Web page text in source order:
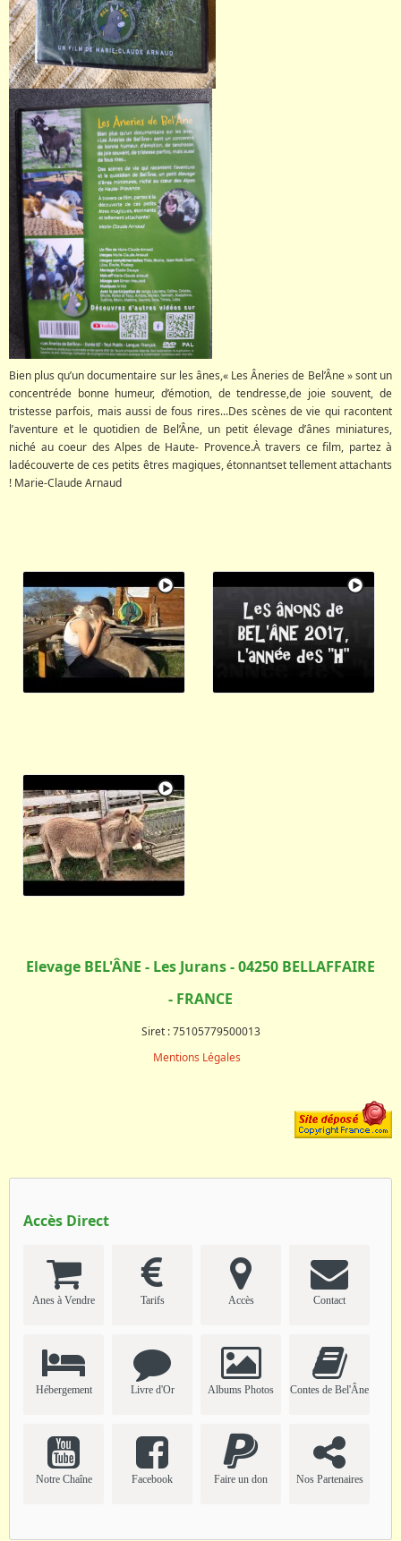
Bien plus qu’un documentaire sur les ânes,« Les Âneries de Bel’Âne » sont un
concentréde bonne humeur, d’émotion, de tendresse,de joie souvent, de
tristesse parfois, mais aussi de fous rires...Des scènes de vie qui racontent
l’aventure et le quotidien de Bel’Âne, un petit élevage d’ânes miniatures,
niché au coeur des Alpes de Haute- Provence.À travers ce film, partez à
ladécouverte de ces petits êtres magiques, étonnantset tellement attachants
! Marie-Claude Arnaud
Elevage BEL'ÂNE - Les Jurans - 04250 BELLAFFAIRE
- FRANCE
Siret : 75105779500013
Mentions Légales
Accès Direct
Anes à Vendre Tarifs Accès Contact
Hébergement Livre d'Or Albums Photos Contes de Bel'Âne
Notre Chaîne Facebook Faire un don Nos Partenaires